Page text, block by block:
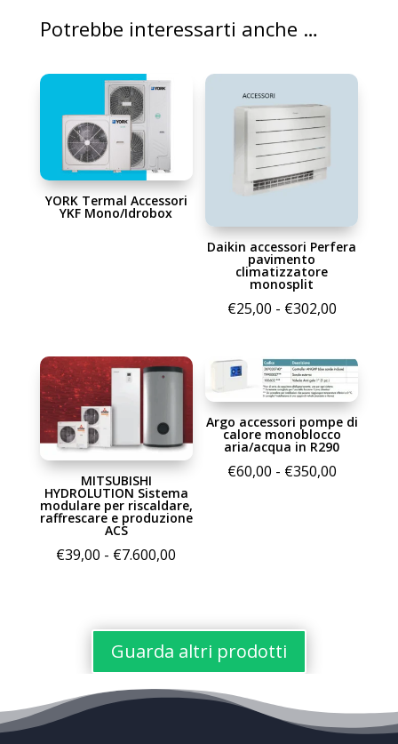
Potrebbe interessarti anche …
YORK Termal Accessori
YKF Mono/Idrobox
Daikin accessori Perfera
pavimento
climatizzatore
monosplit
€25,00 - €302,00Fascia
da
€25,00
a
€302,00
MITSUBISHI
HYDROLUTION Sistema
modulare per riscaldare,
raffrescare e produzione
ACS
€39,00 - €7.600,00
da
€39,00
a
€7.600,00
Argo accessori pompe di
calore monoblocco
aria/acqua in R290
€60,00 - €350,00Fascia
Guarda altri prodotti